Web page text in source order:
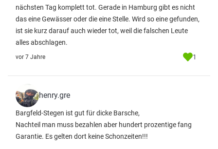
nächsten Tag komplett tot. Gerade in Hamburg gibt es nicht
das eine Gewässer oder die eine Stelle. Wird so eine gefunden,
ist sie kurz darauf auch wieder tot, weil die falschen Leute
alles abschlagen.
vor 7 Jahre 1
henry.gre
Bargfeld-Stegen ist gut für dicke Barsche,
Nachteil man muss bezahlen aber hundert prozentige fang
Garantie. Es gelten dort keine Schonzeiten!!!